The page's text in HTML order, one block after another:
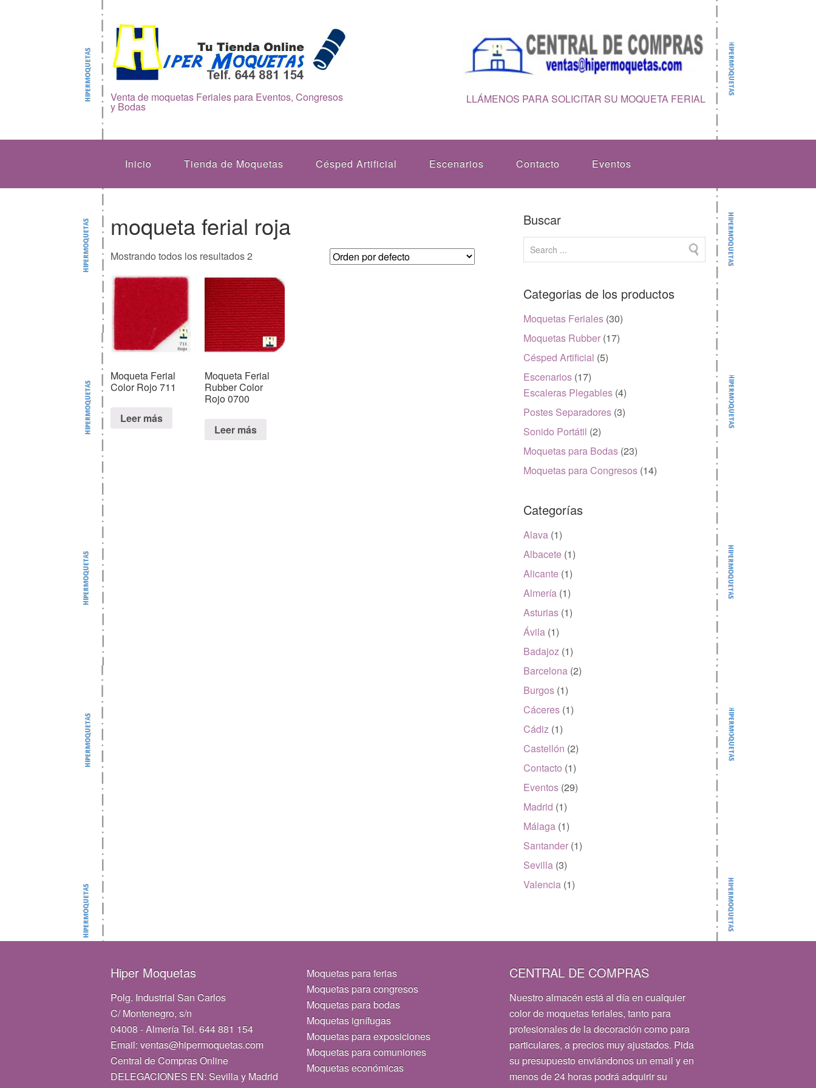
Venta de moquetas Feriales para Eventos, Congresos
y Bodas
LLÁMENOS PARA SOLICITAR SU MOQUETA FERIAL
Inicio Tienda de Moquetas Césped Artificial Escenarios Contacto Eventos
moqueta ferial roja
Mostrando todos los resultados 2
Moqueta Ferial
Color Rojo 711
Leer más
Moqueta Ferial
Rubber Color
Rojo 0700
Leer más
Buscar
Categorias de los productos
Moquetas Feriales (30)
Moquetas Rubber (17)
Césped Artificial (5)
Escenarios (17)
Escaleras Plegables (4)
Postes Separadores (3)
Sonido Portátil (2)
Moquetas para Bodas (23)
Moquetas para Congresos (14)
Categorías
Alava (1)
Albacete (1)
Alicante (1)
Almería (1)
Asturias (1)
Ávila (1)
Badajoz (1)
Barcelona (2)
Burgos (1)
Cáceres (1)
Cádiz (1)
Castellón (2)
Contacto (1)
Eventos (29)
Madrid (1)
Málaga (1)
Santander (1)
Sevilla (3)
Valencia (1)
Hiper Moquetas
Polg. Industrial San Carlos
C/ Montenegro, s/n
04008 - Almería Tel. 644 881 154
Email: ventas@hipermoquetas.com
Central de Compras Online
DELEGACIONES EN: Sevilla y Madrid
Moquetas para ferias
Moquetas para congresos
Moquetas para bodas
Moquetas ignífugas
Moquetas para exposiciones
Moquetas para comuniones
Moquetas económicas
CENTRAL DE COMPRAS
Nuestro almacén está al día en cualquier
color de moquetas feriales, tanto para
profesionales de la decoración como para
particulares, a precios muy ajustados. Pida
su presupuesto enviándonos un email y en
menos de 24 horas podrá adquirir su